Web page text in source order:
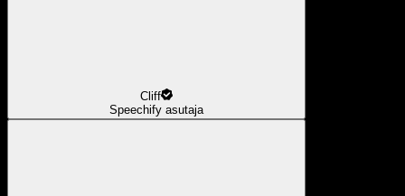
Cliff
Speechify asutaja